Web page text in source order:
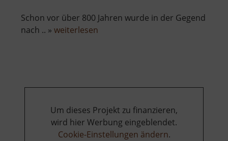
Schon vor über 800 Jahren wurde in der Gegend
nach .. » weiterlesen
Um dieses Projekt zu finanzieren,
wird hier Werbung eingeblendet.
Cookie-Einstellungen ändern.